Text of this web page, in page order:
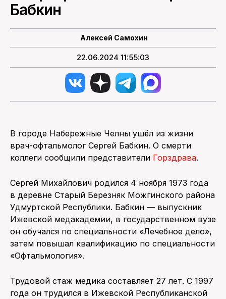
Бабкин
Алексей Самохин
22.06.2024 11:55:03
В городе Набережные Челны ушёл из жизни
врач-офтальмолог Сергей Бабкин. О смерти
коллеги сообщили представители Горздрава.
Сергей Михайлович родился 4 ноября 1973 года
в деревне Старый Березняк Можгинского района
Удмуртской Республики. Бабкин — выпускник
Ижевской медакадемии, в государственном вузе
он обучался по специальности «Лечебное дело»,
затем повышал квалификацию по специальности
«Офтальмология».
Трудовой стаж медика составляет 27 лет. С 1997
года он трудился в Ижевской Республиканской